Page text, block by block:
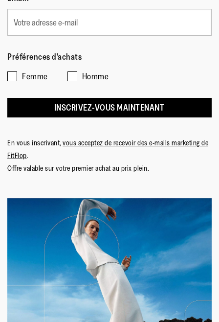
Préférences d'achats
Femme
Homme
INSCRIVEZ-VOUS MAINTENANT
En vous inscrivant, vous acceptez de recevoir des e-mails marketing de
FitFlop.
Offre valable sur votre premier achat au prix plein.